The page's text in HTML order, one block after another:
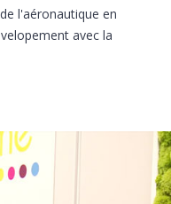
l'aéronautique en
avec la